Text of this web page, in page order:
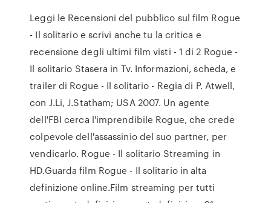
Leggi le Recensioni del pubblico sul film Rogue
- Il solitario e scrivi anche tu la critica e
recensione degli ultimi film visti - 1 di 2 Rogue -
Il solitario Stasera in Tv. Informazioni, scheda, e
trailer di Rogue - Il solitario - Regia di P. Atwell,
con J.Li, J.Statham; USA 2007. Un agente
dell'FBI cerca l'imprendibile Rogue, che crede
colpevole dell'assassinio del suo partner, per
vendicarlo. Rogue - Il solitario Streaming in
HD.Guarda film Rogue - Il solitario in alta
definizione online.Film streaming per tutti